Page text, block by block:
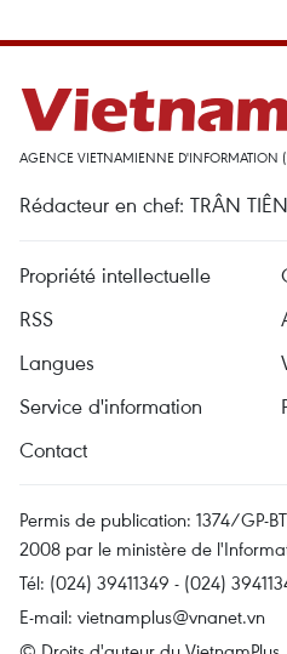
AGENCE VIETNAMIENNE D'INFORMATION
Rédacteur en chef: TRÂN
Propriété intellectuelle
RSS
Langues
Service d'information
Contact
Permis de publication: 1374/GP-
2008 par le ministère de
Tél: (024) 39411349 - (024)
E-mail: vietnamplus@vnanet.vn